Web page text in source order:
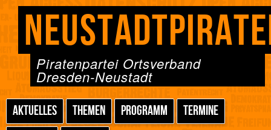
Piratenpartei Ortsverband
Dresden-Neustadt
AKTUELLES THEMEN PROGRAMM
TERMINE